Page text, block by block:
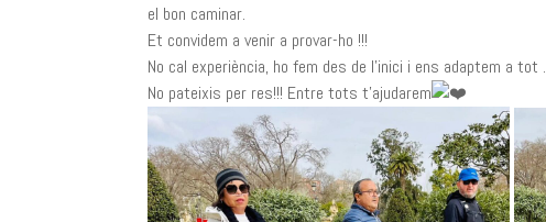
el bon caminar.
Et convidem a venir a provar-ho !!!
No cal experiència, ho fem des de l’inici i ens adaptem a tot .
No pateixis per res!!! Entre tots t’ajudarem